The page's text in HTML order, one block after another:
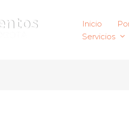
Inicio
Servicios